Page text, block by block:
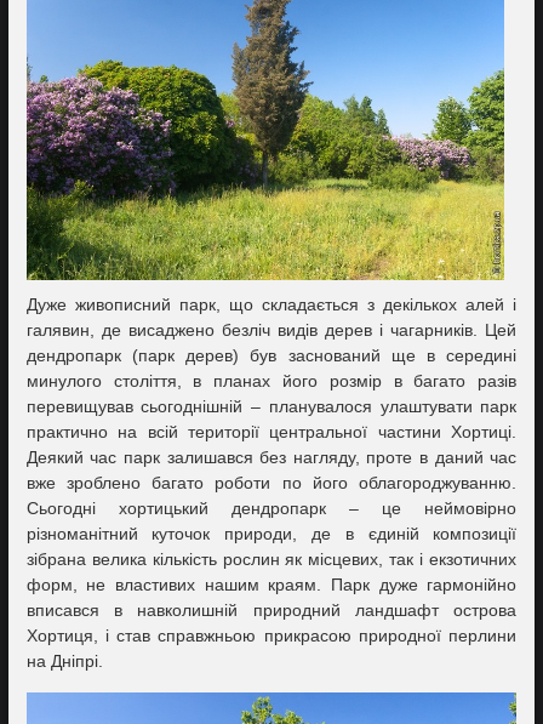
Дуже живописний парк, що складається з декількох алей і
галявин, де висаджено безліч видів дерев і чагарників. Цей
дендропарк (парк дерев) був заснований ще в середині
минулого століття, в планах його розмір в багато разів
перевищував сьогоднішній – планувалося улаштувати парк
практично на всій території центральної частини Хортиці.
Деякий час парк залишався без нагляду, проте в даний час
вже зроблено багато роботи по його облагороджуванню.
Сьогодні хортицький дендропарк – це неймовірно
різноманітний куточок природи, де в єдиній композиції
зібрана велика кількість рослин як місцевих, так і екзотичних
форм, не властивих нашим краям. Парк дуже гармонійно
вписався в навколишній природний ландшафт острова
Хортиця, і став справжньою прикрасою природної перлини
на Дніпрі.